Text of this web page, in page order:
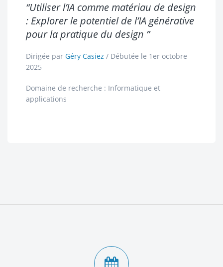
“Utiliser l’IA comme matériau de design
: Explorer le potentiel de l’IA générative
pour la pratique du design ”
Dirigée par Géry Casiez / Débutée le 1er octobre
2025
Domaine de recherche : Informatique et
applications